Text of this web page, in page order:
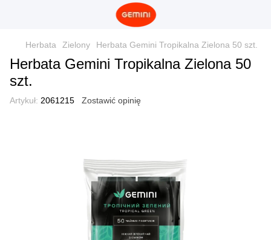
Herbata Zielony Herbata Gemini Tropikalna Zielona 50 szt.
Herbata Gemini Tropikalna Zielona 50
szt.
Artykuł: 2061215 Zostawić opinię